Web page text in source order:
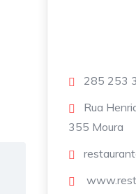
285 253
Rua
355 Moura